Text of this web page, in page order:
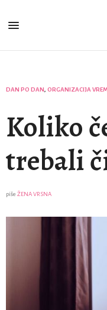
DAN PO DAN, ORGANIZACIJA
Koliko
trebali
piše ŽENA VRSNA